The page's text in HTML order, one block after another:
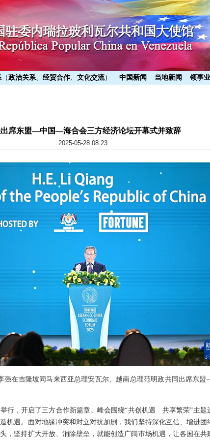
（政治关系、 经贸合作、 文化交流） 中国新闻 当地新闻 领事
席东盟—中国—海合会三方经济论坛开幕式并致辞
2025-05-28 08:23
强在吉隆坡同马来西亚总理安瓦尔、越南总理范明政共同出席东
，开启了三方合作新篇章。峰会围绕“共创机遇 共享繁荣”主题
机遇。面对地缘冲突和对立对抗加剧，我们坚持深化互信、增进
，坚持扩大开放、消除壁垒，就能创造广阔市场机遇，让各国在